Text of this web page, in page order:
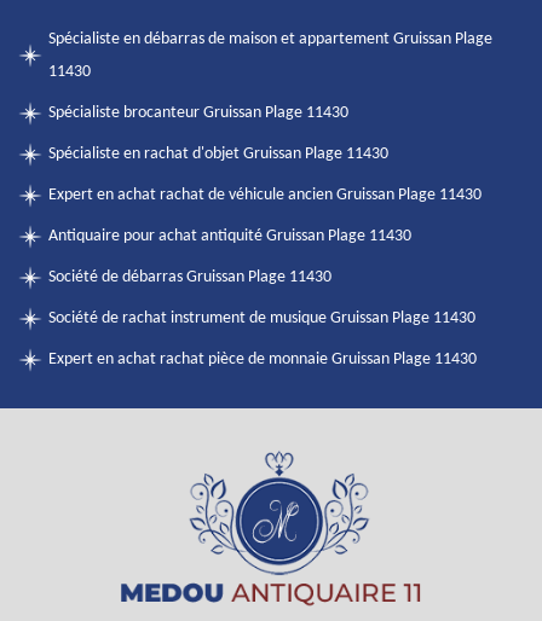
Spécialiste en débarras de maison et appartement Gruissan Plage
11430
Spécialiste brocanteur Gruissan Plage 11430
Spécialiste en rachat d'objet Gruissan Plage 11430
Expert en achat rachat de véhicule ancien Gruissan Plage 11430
Antiquaire pour achat antiquité Gruissan Plage 11430
Société de débarras Gruissan Plage 11430
Société de rachat instrument de musique Gruissan Plage 11430
Expert en achat rachat pièce de monnaie Gruissan Plage 11430